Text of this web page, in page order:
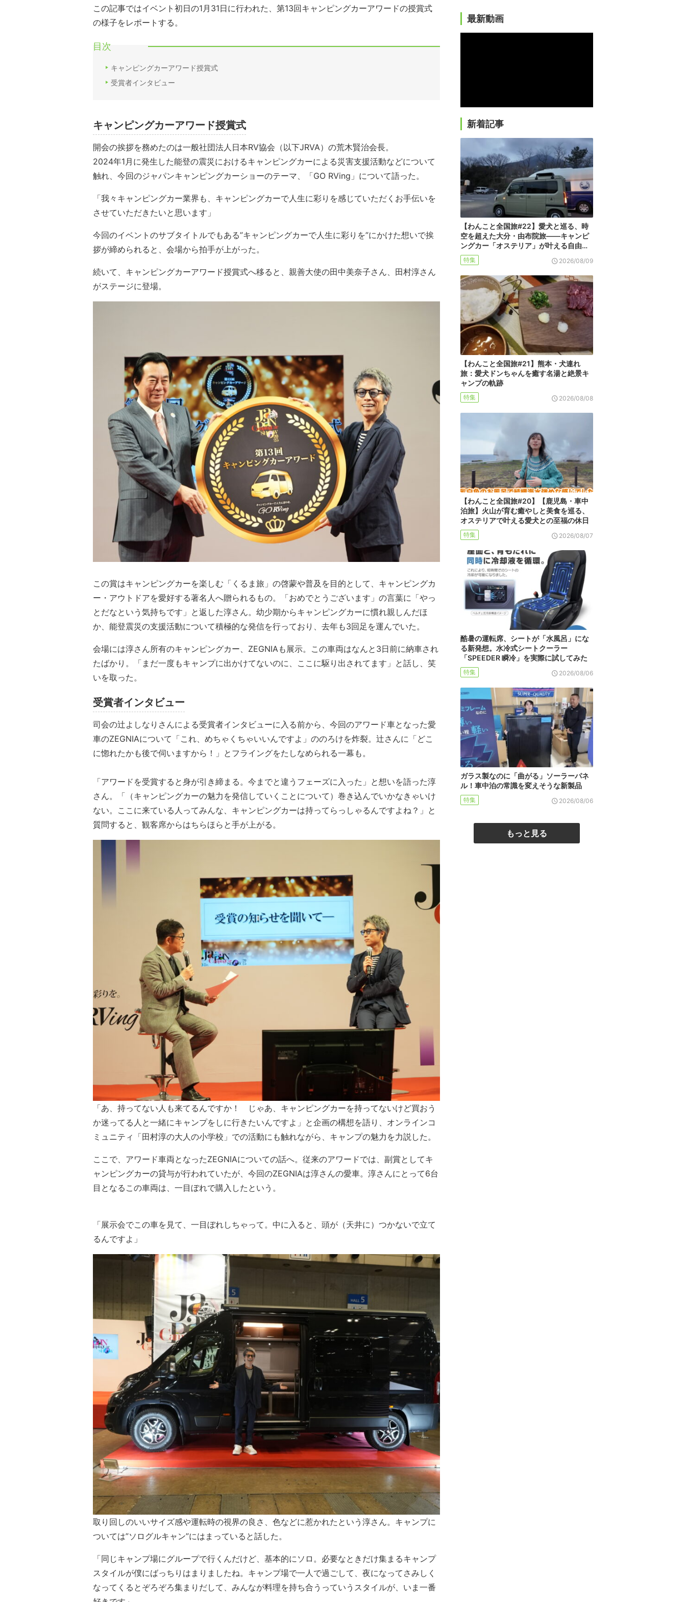
この記事ではイベント初日の1月31日に行われた、第13回キャンピングカーアワードの授賞式
の様子をレポートする。
目次
キャンピングカーアワード授賞式
受賞者インタビュー
キャンピングカーアワード授賞式
開会の挨拶を務めたのは一般社団法人日本RV協会（以下JRVA）の荒木賢治会長。
2024年1月に発生した能登の震災におけるキャンピングカーによる災害支援活動などについて
触れ、今回のジャパンキャンピングカーショーのテーマ、「GO RVing」について語った。
「我々キャンピングカー業界も、キャンピングカーで人生に彩りを感じていただくお手伝いを
させていただきたいと思います」
今回のイベントのサブタイトルでもある”キャンピングカーで人生に彩りを”にかけた想いで挨
拶が締められると、会場から拍手が上がった。
続いて、キャンピングカーアワード授賞式へ移ると、親善大使の田中美奈子さん、田村淳さん
がステージに登場。
この賞はキャンピングカーを楽しむ「くるま旅」の啓蒙や普及を目的として、キャンピングカ
ー・アウトドアを愛好する著名人へ贈られるもの。「おめでとうございます」の言葉に「やっ
とだなという気持ちです」と返した淳さん。幼少期からキャンピングカーに慣れ親しんだほ
か、能登震災の支援活動について積極的な発信を行っており、去年も3回足を運んでいた。
会場には淳さん所有のキャンピングカー、ZEGNIAも展示。この車両はなんと3日前に納車され
たばかり。「まだ一度もキャンプに出かけてないのに、ここに駆り出されてます」と話し、笑
いを取った。
受賞者インタビュー
司会の辻よしなりさんによる受賞者インタビューに入る前から、今回のアワード車となった愛
車のZEGNIAについて「これ、めちゃくちゃいいんですよ」ののろけを炸裂。辻さんに「どこ
に惚れたかも後で伺いますから！」とフライングをたしなめられる一幕も。
「アワードを受賞すると身が引き締まる。今までと違うフェーズに入った」と想いを語った淳
さん。「（キャンピングカーの魅力を発信していくことについて）巻き込んでいかなきゃいけ
ない。ここに来ている人ってみんな、キャンピングカーは持ってらっしゃるんですよね？」と
質問すると、観客席からはちらほらと手が上がる。
「あ、持ってない人も来てるんですか！ じゃあ、キャンピングカーを持ってないけど買おう
か迷ってる人と一緒にキャンプをしに行きたいんですよ」と企画の構想を語り、オンラインコ
ミュニティ「田村淳の大人の小学校」での活動にも触れながら、キャンプの魅力を力説した。
ここで、アワード車両となったZEGNIAについての話へ。従来のアワードでは、副賞としてキ
ャンピングカーの貸与が行われていたが、今回のZEGNIAは淳さんの愛車。淳さんにとって6台
目となるこの車両は、一目ぼれで購入したという。
「展示会でこの車を見て、一目ぼれしちゃって。中に入ると、頭が（天井に）つかないで立て
るんですよ」
取り回しのいいサイズ感や運転時の視界の良さ、色などに惹かれたという淳さん。キャンプに
ついては”ソログルキャン”にはまっていると話した。
「同じキャンプ場にグループで行くんだけど、基本的にソロ。必要なときだけ集まるキャンプ
スタイルが僕にばっちりはまりましたね。キャンプ場で一人で過ごして、夜になってさみしく
なってくるとぞろぞろ集まりだして、みんなが料理を持ち合うっていうスタイルが、いま一番
最新動画
新着記事
【わんこと全国旅#22】愛犬と巡る、時
空を超えた大分・由布院旅――キャンピ
ングカー「オステリア」が叶える自由…
特集 2026/08/09
【わんこと全国旅#21】熊本・犬連れ
旅：愛犬ドンちゃんを癒す名湯と絶景キ
ャンプの軌跡
特集 2026/08/08
【わんこと全国旅#20】【鹿児島・車中
泊旅】火山が育む癒やしと美食を巡る、
オステリアで叶える愛犬との至福の休日
特集 2026/08/07
酷暑の運転席、シートが「水風呂」にな
る新発想。水冷式シートクーラー
「SPEEDER 瞬冷」を実際に試してみた
特集 2026/08/06
ガラス製なのに「曲がる」ソーラーパネ
ル！車中泊の常識を変えそうな新製品
特集 2026/08/06
もっと見る